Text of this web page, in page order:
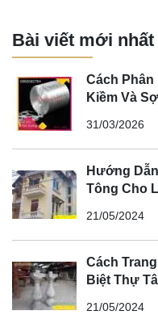
Bài viết mới nhất
Cách
Kiềm Và
31/03/2026
Hướng
Tông Cho
21/05/2024
Cách
Biệt Thự
21/05/2024